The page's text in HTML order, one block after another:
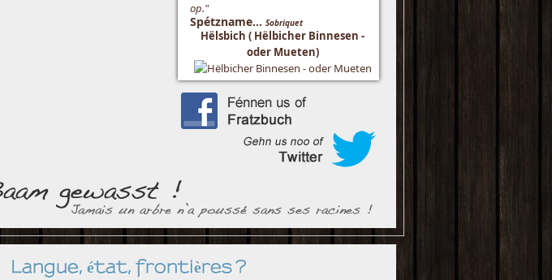
op."
Spétzname... Sobriquet
Hëlsbich ( Hëlbicher Binnesen -
oder Mueten)
Langue, état, frontières ?